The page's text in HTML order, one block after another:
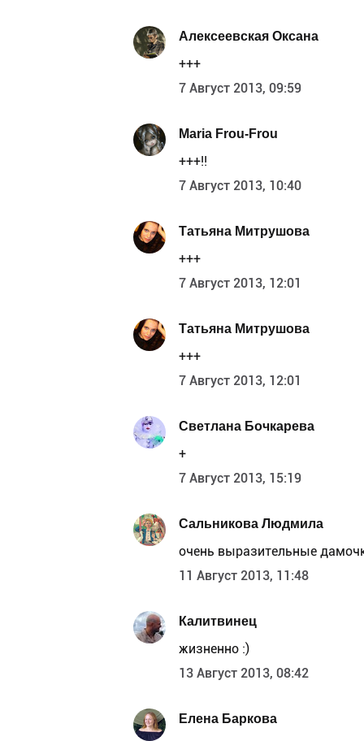
Алексеевская Оксана
+++
7 Август 2013, 09:59
Maria Frou-Frou
+++!!
7 Август 2013, 10:40
Татьяна Митрушова
+++
7 Август 2013, 12:01
Татьяна Митрушова
+++
7 Август 2013, 12:01
Светлана Бочкарева
+
7 Август 2013, 15:19
Сальникова Людмила
очень выразительные
11 Август 2013, 11:48
Калитвинец
жизненно :)
13 Август 2013, 08:42
Елена Баркова